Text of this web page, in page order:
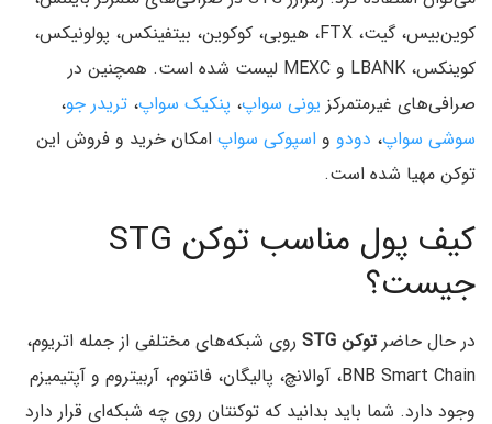
کوین‌بیس، گیت، FTX، هیوبی، کوکوین، بیتفینکس، پولونیکس،
کوینکس، LBANK و MEXC لیست شده است. همچنین در
صرافی‌های غیرمتمرکز یونی سواپ، پنکیک سواپ،‌ تریدر جو،
سوشی ‌سواپ، دودو و اسپوکی سواپ امکان خرید و فروش این
توکن مهیا شده است.
کیف پول مناسب توکن STG
جیست؟
در حال حاضرتوکن STG
روی شبکه‌های مختلفی از جمله اتریوم،
BNB Smart Chain، آوالانچ، پالیگان، فانتوم،‌ آربیتروم و آپتیمیزم
وجود دارد. شما باید بدانید که توکنتان روی چه شبکه‌ای قرار دارد